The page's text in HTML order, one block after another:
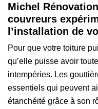
Michel
couvreurs
l’installation de
Pour que votre toiture
qu’elle puisse avoir
intempéries. Les
essentiels qui peuvent
étanchéité grâce à son